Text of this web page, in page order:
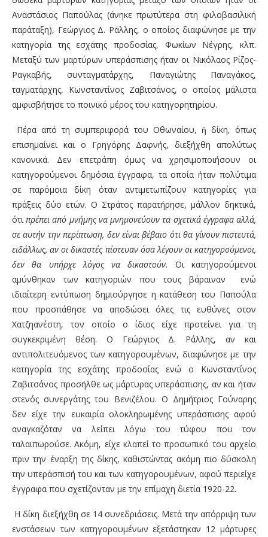
Αναστάσιος Παπούλας (άνηκε πρωτύτερα στη φιλοβασιλική
παράταξη), Γεώργιος Δ. Ράλλης, ο οποίος διαφώνησε με την
κατηγορία της εσχάτης προδοσίας, Φωκίων Νέγρης, κλπ.
Μεταξύ των μαρτύρων υπεράσπισης ήταν οι Νικόλαος Ρίζος-
Ραγκαβής, συνταγματάρχης, Παναγιώτης Παναγάκος,
ταγματάρχης, Κωνσταντίνος Ζαβιτσάνος, ο οποίος μάλιστα
αμφισβήτησε το ποινικό μέρος του κατηγορητηρίου.
Πέρα από τη συμπεριφορά του Οθωναίου, ἡ δίκη, όπως
επισημαίνει και ο Γρηγόρης Δαφνής, διεξήχθη απολύτως
κανονικά. Δεν επετράπη όμως να χρησιμοποιήσουν οι
κατηγορούμενοι δημόσια έγγραφα, τα οποία ήταν πολύτιμα
σε παρόμοια δίκη όταν αντιμετωπίζουν κατηγορίες για
πράξεις δύο ετών. Ο Στράτος παρατήρησε, μάλλον δηκτικά,
ότιπρέπει από μνήμης να μνημονεύουν τα σχετικά έγγραφα αλλά,
σε αυτήν την περίπτωση, δεν είναι βέβαιο ότι θα γίνουν πιστευτά,
ειδάλλως, αν οι δικαστές πίστευαν όσα λέγουν οι κατηγορούμενοι,
δεν θα υπήρχε λόγος να δικαστούν. Οι κατηγορούμενοι
αμύνθηκαν των κατηγοριών που τους βάραιναν ενώ
ιδιαίτερη εντύπωση δημιούργησε η κατάθεση του Παπούλα
που προσπάθησε να αποδώσει όλες τις ευθύνες στον
Χατζηανέστη, τον οποίο ο ίδιος είχε προτείνει για τη
συγκεκριμένη θέση. Ο Γεώργιος Δ. Ράλλης, αν και
αντιπολιτευόμενος των κατηγορουμένων, διαφώνησε με την
κατηγορία της εσχάτης προδοσίας ενώ ο Κωνσταντίνος
Ζαβιτσάνος προσήλθε ως μάρτυρας υπεράσπισης, αν και ήταν
στενός συνεργάτης του Βενιζέλου. Ο Δημήτριος Γούναρης
δεν είχε την ευκαιρία ολοκληρωμένης υπεράσπισης αφού
αναγκαζόταν να λείπει λόγω του τύφου που τον
ταλαιπωρούσε. Ακόμη, είχε κλαπεί το προσωπικό του αρχείο
πριν την έναρξη της δίκης, καθιστώντας ακόμη πιο δύσκολη
την υπεράσπισή του και των κατηγορουμένων, αφού περιείχε
έγγραφα που σχετίζονταν με την επίμαχη διετία 1920-22.
Η δίκη διεξήχθη σε 14 συνεδριάσεις. Μετά την απόρριψη των
ενστάσεων των κατηγορουμένων εξετάστηκαν 12 μάρτυρες